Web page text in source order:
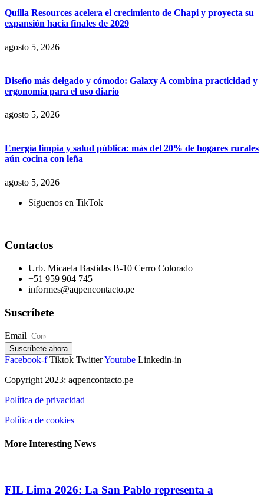
Quilla Resources acelera el crecimiento de Chapi y proyecta su
expansión hacia finales de 2029
agosto 5, 2026
Diseño más delgado y cómodo: Galaxy A combina practicidad y
ergonomía para el uso diario
agosto 5, 2026
Energía limpia y salud pública: más del 20% de hogares rurales
aún cocina con leña
agosto 5, 2026
Síguenos en TikTok
Contactos
Urb. Micaela Bastidas B-10 Cerro Colorado
+51 959 904 745
informes@aqpencontacto.pe
Suscríbete
Email
Suscríbete ahora
Facebook-f Tiktok TwitterYoutube Linkedin-in
Copyright 2023: aqpencontacto.pe
Política de privacidad
Política de cookies
More Interesting News
FIL Lima 2026: La San Pablo representa a